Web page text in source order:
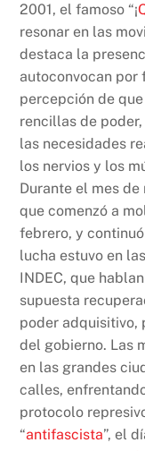
2001, el famoso “¡
resonar en las
destaca la
autoconvocan por
percepción de
rencillas de
las necesidades
los nervios y los
Durante el mes
que comenzó a
febrero, y
lucha estuvo en
INDEC, que
supuesta
poder adquisitivo,
del gobierno. Las
en las grandes
calles,
protocolo
“antifascista”, el